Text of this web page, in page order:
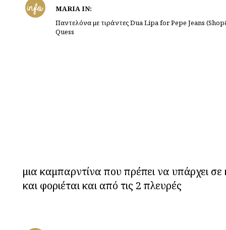
info
MARIA IN:
Παντελόνα με τιράντες Dua Lipa for Pepe Jeans
Quess
μια καμπαρντίνα που πρέπει να υπάρχει
και φοριέται και από τις 2 πλευρές